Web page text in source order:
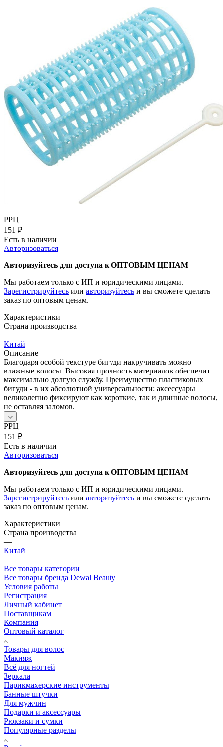
РРЦ
151 ₽
Есть в наличии
Авторизоваться
Авторизуйтесь для доступа к ОПТОВЫМ ЦЕНАМ
Мы работаем только с ИП и юридическими лицами.
Зарегистрируйтесь или авторизуйтесь и вы сможете сделать
заказ по оптовым ценам.
Характеристики
Страна производства
—
Китай
Описание
Благодаря особой текстуре бигуди накручивать можно
влажные волосы. Высокая прочность материалов обеспечит
максимально долгую службу. Преимущество пластиковых
бигуди - в их абсолютной универсальности: аксессуары
великолепно фиксируют как короткие, так и длинные волосы,
не оставляя заломов.
РРЦ
151 ₽
Есть в наличии
Авторизоваться
Авторизуйтесь для доступа к ОПТОВЫМ ЦЕНАМ
Мы работаем только с ИП и юридическими лицами.
Зарегистрируйтесь или авторизуйтесь и вы сможете сделать
заказ по оптовым ценам.
Характеристики
Страна производства
—
Китай
Все товары категории
Все товары бренда Dewal Beauty
Условия работы
Регистрация
Личный кабинет
Поставщикам
Компания
Оптовый каталог
Товары для волос
Макияж
Всё для ногтей
Зеркала
Парикмахерские инструменты
Банные штучки
Для мужчин
Подарки и аксессуары
Рюкзаки и сумки
Популярные разделы